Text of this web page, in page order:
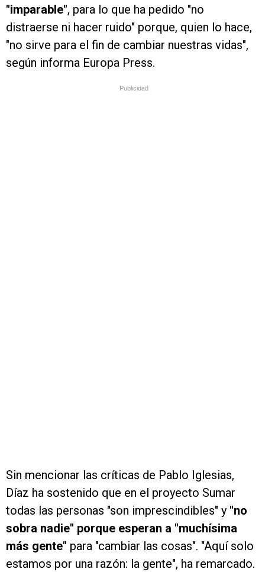
"imparable", para lo que ha pedido "no
distraerse ni hacer ruido" porque, quien lo hace,
"no sirve para el fin de cambiar nuestras vidas",
según informa Europa Press.
Publicidad
Sin mencionar las críticas de Pablo Iglesias,
Díaz ha sostenido que en el proyecto Sumar
todas las personas "son imprescindibles" y "no
sobra nadie" porque esperan a "muchísima
más gente" para "cambiar las cosas". "Aquí solo
estamos por una razón: la gente", ha remarcado.